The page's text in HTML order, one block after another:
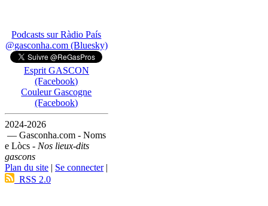
Podcasts sur Ràdio País
@gasconha.com (Bluesky)
Esprit GASCON
(Facebook)
Couleur Gascogne
(Facebook)
2024-2026
— Gasconha.com - Noms
e Lòcs - Nos lieux-dits
gascons
Plan du site | Se connecter|
RSS 2.0